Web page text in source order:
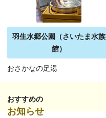
羽生水郷公園（さいたま水族
館）
おさかなの足湯
おすすめの
お知らせ